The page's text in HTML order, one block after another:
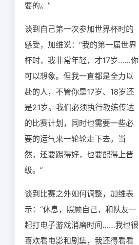
要的。”
谈到自己第一次参加世界杯时的
感受，加维说：“我的第一届世界
杯时，我非常年轻，才17岁……你
可以想象。但我一直都是全力以
赴的人，不管你是17岁、18岁还
是21岁。我们必须执行教练传达
的比赛计划，同时也需要一些必
要的运气来一轮轮走下去。当
然，还要踢得好，也要配得上晋
级。”
谈到比赛之外如何调整，加维表
示：“休息，照顾自己，和队友一
起打电子游戏消磨时间……我也很
喜欢看电影和剧集，我还得看看